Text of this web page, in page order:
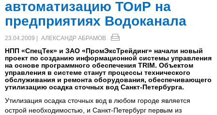
автоматизацию ТОиР на
предприятиях Водоканала
23.04.2009 | АЛЕКСАНДР АБРАМОВ
НПП «СпецТек» и ЗАО «ПромЭксТрейдинг» начали новый
проект по созданию информационной системы управления
на основе программного обеспечения TRIM. Объектом
управления в системе станут процессы технического
обслуживания и ремонта оборудования, обеспечивающего
утилизацию осадка сточных вод Санкт-Петербурга.
Утилизация осадка сточных вод в любом городе является
острой необходимостью, и Санкт-Петербург первым из